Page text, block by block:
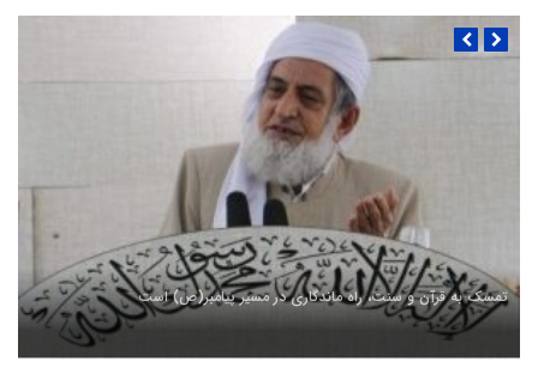
تمسک به قرآن و سنت، راه ماندگاری در مسیر پیامبر(ص) است